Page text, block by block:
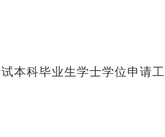
本科毕业生学士学位申请